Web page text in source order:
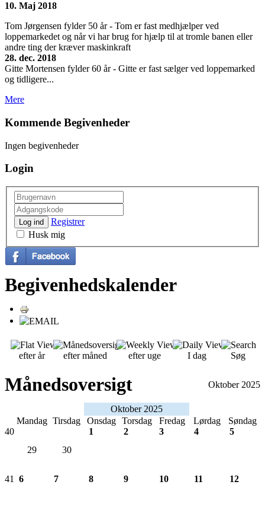
10. Maj 2018
Tom Jørgensen fylder 50 år - Tom er fast medhjælper ved
loppemarkedet og når vi har brug for hjælp til at tromle banen eller
andre ting der kræver maskinkraft
28. dec. 2018
Gitte Mortensen fylder 60 år - Gitte er fast sælger ved loppemarked
og tidligere...
Mere
Kommende Begivenheder
Ingen begivenheder
Login
Log ind
Registrer
Husk mig
Begivenhedskalender
efter år efter måned efter uge I dag Søg
Månedsoversigt Oktober 2025
Oktober 2025
Mandag Tirsdag Onsdag Torsdag Fredag Lørdag
Søndag
40
29
30
1 2 3 4 5
41 6 7 8 9 10 11 12